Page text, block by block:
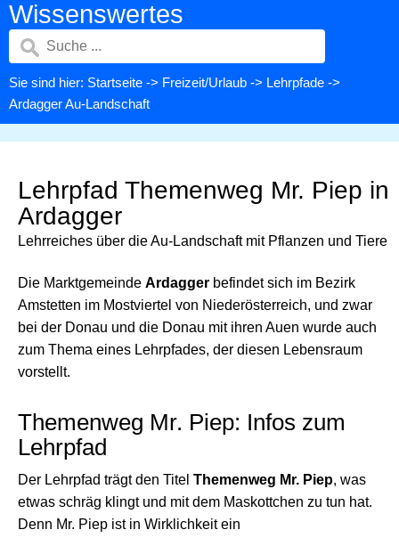
Wissenswertes
Sie sind hier: Startseite -> Freizeit/Urlaub -> Lehrpfade ->
Ardagger Au-Landschaft
Lehrpfad Themenweg Mr. Piep in
Ardagger
Lehrreiches über die Au-Landschaft mit Pflanzen und Tiere
Die Marktgemeinde Ardagger befindet sich im Bezirk
Amstetten im Mostviertel von Niederösterreich, und zwar
bei der Donau und die Donau mit ihren Auen wurde auch
zum Thema eines Lehrpfades, der diesen Lebensraum
vorstellt.
Themenweg Mr. Piep: Infos zum
Lehrpfad
Der Lehrpfad trägt den Titel Themenweg Mr. Piep, was
etwas schräg klingt und mit dem Maskottchen zu tun hat.
Denn Mr. Piep ist in Wirklichkeit ein